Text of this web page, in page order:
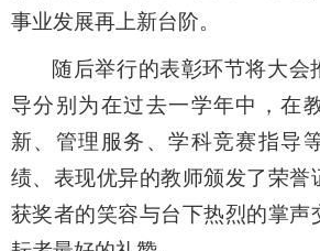
事业发展再上新台阶。
随后举行的表彰环节将大会
导分别为在过去一学年中，在
新、管理服务、学科竞赛指导
绩、表现优异的教师颁发了荣誉
获奖者的笑容与台下热烈的掌声